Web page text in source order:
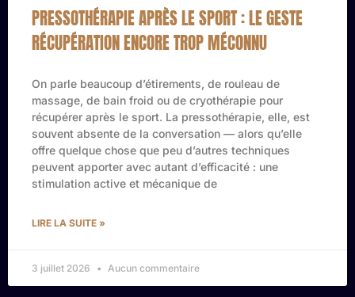
PRESSOTHÉRAPIE APRÈS LE SPORT : LE GESTE
RÉCUPÉRATION ENCORE TROP MÉCONNU
On parle beaucoup d’étirements, de rouleau de
massage, de bain froid ou de cryothérapie pour
récupérer après le sport. La pressothérapie, elle, est
souvent absente de la conversation — alors qu’elle
offre quelque chose que peu d’autres techniques
peuvent apporter avec autant d’efficacité : une
stimulation active et mécanique de
LIRE LA SUITE »
3 juillet 2026 Aucun commentaire